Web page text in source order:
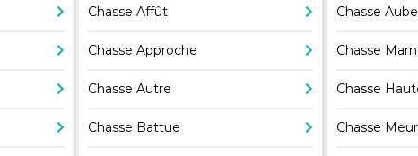
Chasse Affût
Chasse Approche
Chasse Autre
Chasse Battue
Chasse Aube
Chasse
Chasse
Chasse